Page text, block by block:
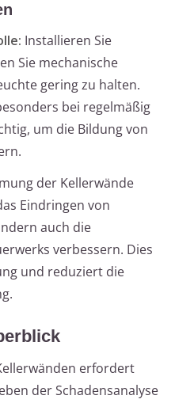
Installieren Sie
Sie mechanische
gering zu halten.
bei regelmäßig
um die Bildung von
der Kellerwände
Eindringen von
auch die
verbessern. Dies
und reduziert die
erfordert
der Schadensanalyse